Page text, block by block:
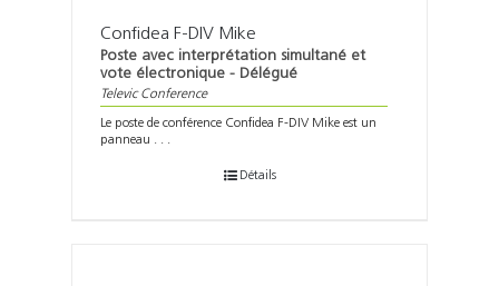
Confidea F-DIV Mike
Poste avec interprétation simultané et
vote électronique - Délégué
Televic Conference
Le poste de conférence Confidea F-DIV Mike est un
panneau . . .
Détails